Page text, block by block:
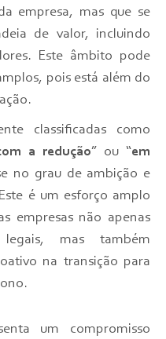
empresa, mas que se
de valor, incluindo
Este âmbito pode
pois está além do
classificadas como
a redução” ou “em
no grau de ambição e
é um esforço amplo
empresas não apenas
mas também
na transição para
um compromisso